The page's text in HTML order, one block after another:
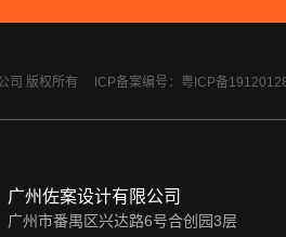
司 版权所有 ICP备案编号：粤ICP备
广州佐案设计有限公司
广州市番禺区兴达路6号合创园3层